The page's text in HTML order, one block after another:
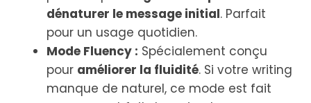
dénaturer le message initial. Parfait
pour un usage quotidien.
Mode Fluency : Spécialement conçu
pour améliorer la fluidité. Si votre writing
manque de naturel, ce mode est fait